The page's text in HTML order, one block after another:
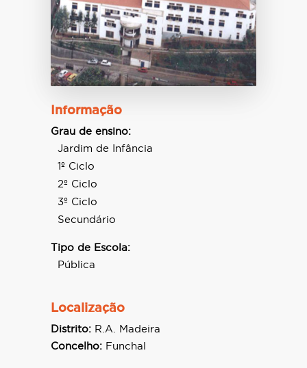
Informação
Grau de ensino:
Jardim de Infância
1º Ciclo
2º Ciclo
3º Ciclo
Secundário
Tipo de Escola:
Pública
Localização
Distrito: R.A. Madeira
Concelho: Funchal